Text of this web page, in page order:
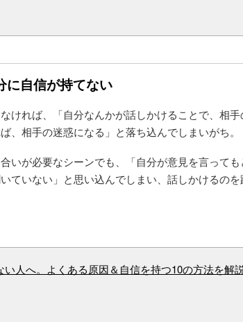
に自信が持てない
ければ、「自分なんかが話しかけることで、相手
、相手の迷惑になる」と落ち込んでしまいがち。
いが必要なシーンでも、「自分が意見を言って
ていない」と思い込んでしまい、話しかけるのを
い人へ。よくある原因＆自信を持つ10の方法を解説